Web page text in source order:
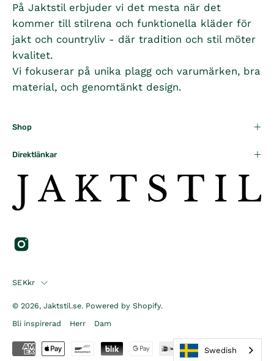
På Jaktstil erbjuder vi det mesta när det
kommer till stilrena och funktionella kläder för
jakt och countryliv - där tradition och stil möter
kvalitet.
Vi fokuserar på unika plagg och varumärken, bra
material, och genomtänkt design.
Shop
Direktlänkar
Country
SEKkr
© 2026, Jaktstil.se. Powered by Shopify.
Bli inspirerad
Herr Dam
Swedish